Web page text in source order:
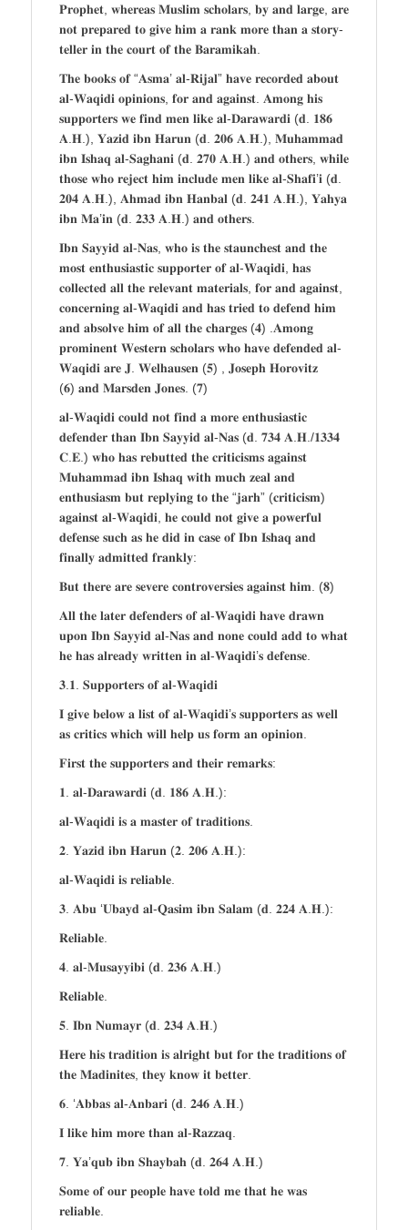
𝐏𝐫𝐨𝐩𝐡𝐞𝐭, 𝐰𝐡𝐞𝐫𝐞𝐚𝐬 𝐌𝐮𝐬𝐥𝐢𝐦 𝐬𝐜𝐡𝐨𝐥𝐚𝐫𝐬, 𝐛𝐲 𝐚𝐧𝐝 𝐥𝐚𝐫𝐠𝐞, 𝐚𝐫𝐞
𝐧𝐨𝐭 𝐩𝐫𝐞𝐩𝐚𝐫𝐞𝐝 𝐭𝐨 𝐠𝐢𝐯𝐞 𝐡𝐢𝐦 𝐚 𝐫𝐚𝐧𝐤 𝐦𝐨𝐫𝐞 𝐭𝐡𝐚𝐧 𝐚 𝐬𝐭𝐨𝐫𝐲-
𝐭𝐞𝐥𝐥𝐞𝐫 𝐢𝐧 𝐭𝐡𝐞 𝐜𝐨𝐮𝐫𝐭 𝐨𝐟 𝐭𝐡𝐞 𝐁𝐚𝐫𝐚𝐦𝐢𝐤𝐚𝐡.
𝐓𝐡𝐞 𝐛𝐨𝐨𝐤𝐬 𝐨𝐟 “𝐀𝐬𝐦𝐚’ 𝐚𝐥-𝐑𝐢𝐣𝐚𝐥” 𝐡𝐚𝐯𝐞 𝐫𝐞𝐜𝐨𝐫𝐝𝐞𝐝 𝐚𝐛𝐨𝐮𝐭
𝐚𝐥-𝐖𝐚𝐪𝐢𝐝𝐢 𝐨𝐩𝐢𝐧𝐢𝐨𝐧𝐬, 𝐟𝐨𝐫 𝐚𝐧𝐝 𝐚𝐠𝐚𝐢𝐧𝐬𝐭. 𝐀𝐦𝐨𝐧𝐠 𝐡𝐢𝐬
𝐬𝐮𝐩𝐩𝐨𝐫𝐭𝐞𝐫𝐬 𝐰𝐞 𝐟𝐢𝐧𝐝 𝐦𝐞𝐧 𝐥𝐢𝐤𝐞 𝐚𝐥-𝐃𝐚𝐫𝐚𝐰𝐚𝐫𝐝𝐢 (𝐝. 𝟏𝟖𝟔
𝐀.𝐇.), 𝐘𝐚𝐳𝐢𝐝 𝐢𝐛𝐧 𝐇𝐚𝐫𝐮𝐧 (𝐝. 𝟐𝟎𝟔 𝐀.𝐇.), 𝐌𝐮𝐡𝐚𝐦𝐦𝐚𝐝
𝐢𝐛𝐧 𝐈𝐬𝐡𝐚𝐪 𝐚𝐥-𝐒𝐚𝐠𝐡𝐚𝐧𝐢 (𝐝. 𝟐𝟕𝟎 𝐀.𝐇.) 𝐚𝐧𝐝 𝐨𝐭𝐡𝐞𝐫𝐬, 𝐰𝐡𝐢𝐥𝐞
𝐭𝐡𝐨𝐬𝐞 𝐰𝐡𝐨 𝐫𝐞𝐣𝐞𝐜𝐭 𝐡𝐢𝐦 𝐢𝐧𝐜𝐥𝐮𝐝𝐞 𝐦𝐞𝐧 𝐥𝐢𝐤𝐞 𝐚𝐥-𝐒𝐡𝐚𝐟𝐢’𝐢 (𝐝.
𝟐𝟎𝟒 𝐀.𝐇.), 𝐀𝐡𝐦𝐚𝐝 𝐢𝐛𝐧 𝐇𝐚𝐧𝐛𝐚𝐥 (𝐝. 𝟐𝟒𝟏 𝐀.𝐇.), 𝐘𝐚𝐡𝐲𝐚
𝐢𝐛𝐧 𝐌𝐚’𝐢𝐧 (𝐝. 𝟐𝟑𝟑 𝐀.𝐇.) 𝐚𝐧𝐝 𝐨𝐭𝐡𝐞𝐫𝐬.
𝐈𝐛𝐧 𝐒𝐚𝐲𝐲𝐢𝐝 𝐚𝐥-𝐍𝐚𝐬, 𝐰𝐡𝐨 𝐢𝐬 𝐭𝐡𝐞 𝐬𝐭𝐚𝐮𝐧𝐜𝐡𝐞𝐬𝐭 𝐚𝐧𝐝 𝐭𝐡𝐞
𝐦𝐨𝐬𝐭 𝐞𝐧𝐭𝐡𝐮𝐬𝐢𝐚𝐬𝐭𝐢𝐜 𝐬𝐮𝐩𝐩𝐨𝐫𝐭𝐞𝐫 𝐨𝐟 𝐚𝐥-𝐖𝐚𝐪𝐢𝐝𝐢, 𝐡𝐚𝐬
𝐜𝐨𝐥𝐥𝐞𝐜𝐭𝐞𝐝 𝐚𝐥𝐥 𝐭𝐡𝐞 𝐫𝐞𝐥𝐞𝐯𝐚𝐧𝐭 𝐦𝐚𝐭𝐞𝐫𝐢𝐚𝐥𝐬, 𝐟𝐨𝐫 𝐚𝐧𝐝 𝐚𝐠𝐚𝐢𝐧𝐬𝐭,
𝐜𝐨𝐧𝐜𝐞𝐫𝐧𝐢𝐧𝐠 𝐚𝐥-𝐖𝐚𝐪𝐢𝐝𝐢 𝐚𝐧𝐝 𝐡𝐚𝐬 𝐭𝐫𝐢𝐞𝐝 𝐭𝐨 𝐝𝐞𝐟𝐞𝐧𝐝 𝐡𝐢𝐦
𝐚𝐧𝐝 𝐚𝐛𝐬𝐨𝐥𝐯𝐞 𝐡𝐢𝐦 𝐨𝐟 𝐚𝐥𝐥 𝐭𝐡𝐞 𝐜𝐡𝐚𝐫𝐠𝐞𝐬 (𝟒) .𝐀𝐦𝐨𝐧𝐠
𝐩𝐫𝐨𝐦𝐢𝐧𝐞𝐧𝐭 𝐖𝐞𝐬𝐭𝐞𝐫𝐧 𝐬𝐜𝐡𝐨𝐥𝐚𝐫𝐬 𝐰𝐡𝐨 𝐡𝐚𝐯𝐞 𝐝𝐞𝐟𝐞𝐧𝐝𝐞𝐝 𝐚𝐥-
𝐖𝐚𝐪𝐢𝐝𝐢 𝐚𝐫𝐞 𝐉. 𝐖𝐞𝐥𝐡𝐚𝐮𝐬𝐞𝐧 (𝟓) , 𝐉𝐨𝐬𝐞𝐩𝐡 𝐇𝐨𝐫𝐨𝐯𝐢𝐭𝐳
(𝟔) 𝐚𝐧𝐝 𝐌𝐚𝐫𝐬𝐝𝐞𝐧 𝐉𝐨𝐧𝐞𝐬. (𝟕)
𝐚𝐥-𝐖𝐚𝐪𝐢𝐝𝐢 𝐜𝐨𝐮𝐥𝐝 𝐧𝐨𝐭 𝐟𝐢𝐧𝐝 𝐚 𝐦𝐨𝐫𝐞 𝐞𝐧𝐭𝐡𝐮𝐬𝐢𝐚𝐬𝐭𝐢𝐜
𝐝𝐞𝐟𝐞𝐧𝐝𝐞𝐫 𝐭𝐡𝐚𝐧 𝐈𝐛𝐧 𝐒𝐚𝐲𝐲𝐢𝐝 𝐚𝐥-𝐍𝐚𝐬 (𝐝. 𝟕𝟑𝟒 𝐀.𝐇./𝟏𝟑𝟑𝟒
𝐂.𝐄.) 𝐰𝐡𝐨 𝐡𝐚𝐬 𝐫𝐞𝐛𝐮𝐭𝐭𝐞𝐝 𝐭𝐡𝐞 𝐜𝐫𝐢𝐭𝐢𝐜𝐢𝐬𝐦𝐬 𝐚𝐠𝐚𝐢𝐧𝐬𝐭
𝐌𝐮𝐡𝐚𝐦𝐦𝐚𝐝 𝐢𝐛𝐧 𝐈𝐬𝐡𝐚𝐪 𝐰𝐢𝐭𝐡 𝐦𝐮𝐜𝐡 𝐳𝐞𝐚𝐥 𝐚𝐧𝐝
𝐞𝐧𝐭𝐡𝐮𝐬𝐢𝐚𝐬𝐦 𝐛𝐮𝐭 𝐫𝐞𝐩𝐥𝐲𝐢𝐧𝐠 𝐭𝐨 𝐭𝐡𝐞 “𝐣𝐚𝐫𝐡” (𝐜𝐫𝐢𝐭𝐢𝐜𝐢𝐬𝐦)
𝐚𝐠𝐚𝐢𝐧𝐬𝐭 𝐚𝐥-𝐖𝐚𝐪𝐢𝐝𝐢, 𝐡𝐞 𝐜𝐨𝐮𝐥𝐝 𝐧𝐨𝐭 𝐠𝐢𝐯𝐞 𝐚 𝐩𝐨𝐰𝐞𝐫𝐟𝐮𝐥
𝐝𝐞𝐟𝐞𝐧𝐬𝐞 𝐬𝐮𝐜𝐡 𝐚𝐬 𝐡𝐞 𝐝𝐢𝐝 𝐢𝐧 𝐜𝐚𝐬𝐞 𝐨𝐟 𝐈𝐛𝐧 𝐈𝐬𝐡𝐚𝐪 𝐚𝐧𝐝
𝐟𝐢𝐧𝐚𝐥𝐥𝐲 𝐚𝐝𝐦𝐢𝐭𝐭𝐞𝐝 𝐟𝐫𝐚𝐧𝐤𝐥𝐲:
𝐁𝐮𝐭 𝐭𝐡𝐞𝐫𝐞 𝐚𝐫𝐞 𝐬𝐞𝐯𝐞𝐫𝐞 𝐜𝐨𝐧𝐭𝐫𝐨𝐯𝐞𝐫𝐬𝐢𝐞𝐬 𝐚𝐠𝐚𝐢𝐧𝐬𝐭 𝐡𝐢𝐦. (𝟖)
𝐀𝐥𝐥 𝐭𝐡𝐞 𝐥𝐚𝐭𝐞𝐫 𝐝𝐞𝐟𝐞𝐧𝐝𝐞𝐫𝐬 𝐨𝐟 𝐚𝐥-𝐖𝐚𝐪𝐢𝐝𝐢 𝐡𝐚𝐯𝐞 𝐝𝐫𝐚𝐰𝐧
𝐮𝐩𝐨𝐧 𝐈𝐛𝐧 𝐒𝐚𝐲𝐲𝐢𝐝 𝐚𝐥-𝐍𝐚𝐬 𝐚𝐧𝐝 𝐧𝐨𝐧𝐞 𝐜𝐨𝐮𝐥𝐝 𝐚𝐝𝐝 𝐭𝐨 𝐰𝐡𝐚𝐭
𝐡𝐞 𝐡𝐚𝐬 𝐚𝐥𝐫𝐞𝐚𝐝𝐲 𝐰𝐫𝐢𝐭𝐭𝐞𝐧 𝐢𝐧 𝐚𝐥-𝐖𝐚𝐪𝐢𝐝𝐢’𝐬 𝐝𝐞𝐟𝐞𝐧𝐬𝐞.
𝟑.𝟏. 𝐒𝐮𝐩𝐩𝐨𝐫𝐭𝐞𝐫𝐬 𝐨𝐟 𝐚𝐥-𝐖𝐚𝐪𝐢𝐝𝐢
𝐈 𝐠𝐢𝐯𝐞 𝐛𝐞𝐥𝐨𝐰 𝐚 𝐥𝐢𝐬𝐭 𝐨𝐟 𝐚𝐥-𝐖𝐚𝐪𝐢𝐝𝐢’𝐬 𝐬𝐮𝐩𝐩𝐨𝐫𝐭𝐞𝐫𝐬 𝐚𝐬 𝐰𝐞𝐥𝐥
𝐚𝐬 𝐜𝐫𝐢𝐭𝐢𝐜𝐬 𝐰𝐡𝐢𝐜𝐡 𝐰𝐢𝐥𝐥 𝐡𝐞𝐥𝐩 𝐮𝐬 𝐟𝐨𝐫𝐦 𝐚𝐧 𝐨𝐩𝐢𝐧𝐢𝐨𝐧.
𝐅𝐢𝐫𝐬𝐭 𝐭𝐡𝐞 𝐬𝐮𝐩𝐩𝐨𝐫𝐭𝐞𝐫𝐬 𝐚𝐧𝐝 𝐭𝐡𝐞𝐢𝐫 𝐫𝐞𝐦𝐚𝐫𝐤𝐬:
𝟏. 𝐚𝐥-𝐃𝐚𝐫𝐚𝐰𝐚𝐫𝐝𝐢 (𝐝. 𝟏𝟖𝟔 𝐀.𝐇.):
𝐚𝐥-𝐖𝐚𝐪𝐢𝐝𝐢 𝐢𝐬 𝐚 𝐦𝐚𝐬𝐭𝐞𝐫 𝐨𝐟 𝐭𝐫𝐚𝐝𝐢𝐭𝐢𝐨𝐧𝐬.
𝟐. 𝐘𝐚𝐳𝐢𝐝 𝐢𝐛𝐧 𝐇𝐚𝐫𝐮𝐧 (𝟐. 𝟐𝟎𝟔 𝐀.𝐇.):
𝐚𝐥-𝐖𝐚𝐪𝐢𝐝𝐢 𝐢𝐬 𝐫𝐞𝐥𝐢𝐚𝐛𝐥𝐞.
𝟑. 𝐀𝐛𝐮 ‘𝐔𝐛𝐚𝐲𝐝 𝐚𝐥-𝐐𝐚𝐬𝐢𝐦 𝐢𝐛𝐧 𝐒𝐚𝐥𝐚𝐦 (𝐝. 𝟐𝟐𝟒 𝐀.𝐇.):
𝐑𝐞𝐥𝐢𝐚𝐛𝐥𝐞.
𝟒. 𝐚𝐥-𝐌𝐮𝐬𝐚𝐲𝐲𝐢𝐛𝐢 (𝐝. 𝟐𝟑𝟔 𝐀.𝐇.)
𝐑𝐞𝐥𝐢𝐚𝐛𝐥𝐞.
𝟓. 𝐈𝐛𝐧 𝐍𝐮𝐦𝐚𝐲𝐫 (𝐝. 𝟐𝟑𝟒 𝐀.𝐇.)
𝐇𝐞𝐫𝐞 𝐡𝐢𝐬 𝐭𝐫𝐚𝐝𝐢𝐭𝐢𝐨𝐧 𝐢𝐬 𝐚𝐥𝐫𝐢𝐠𝐡𝐭 𝐛𝐮𝐭 𝐟𝐨𝐫 𝐭𝐡𝐞 𝐭𝐫𝐚𝐝𝐢𝐭𝐢𝐨𝐧𝐬 𝐨𝐟
𝐭𝐡𝐞 𝐌𝐚𝐝𝐢𝐧𝐢𝐭𝐞𝐬, 𝐭𝐡𝐞𝐲 𝐤𝐧𝐨𝐰 𝐢𝐭 𝐛𝐞𝐭𝐭𝐞𝐫.
𝟔. ‘𝐀𝐛𝐛𝐚𝐬 𝐚𝐥-𝐀𝐧𝐛𝐚𝐫𝐢 (𝐝. 𝟐𝟒𝟔 𝐀.𝐇.)
𝐈 𝐥𝐢𝐤𝐞 𝐡𝐢𝐦 𝐦𝐨𝐫𝐞 𝐭𝐡𝐚𝐧 𝐚𝐥-𝐑𝐚𝐳𝐳𝐚𝐪.
𝟕. 𝐘𝐚’𝐪𝐮𝐛 𝐢𝐛𝐧 𝐒𝐡𝐚𝐲𝐛𝐚𝐡 (𝐝. 𝟐𝟔𝟒 𝐀.𝐇.)
𝐒𝐨𝐦𝐞 𝐨𝐟 𝐨𝐮𝐫 𝐩𝐞𝐨𝐩𝐥𝐞 𝐡𝐚𝐯𝐞 𝐭𝐨𝐥𝐝 𝐦𝐞 𝐭𝐡𝐚𝐭 𝐡𝐞 𝐰𝐚𝐬
𝐫𝐞𝐥𝐢𝐚𝐛𝐥𝐞.